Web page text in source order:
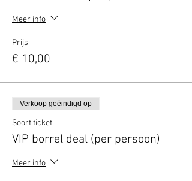
Meer info
Prijs
€ 10,00
Verkoop geëindigd op
Soort ticket
VIP borrel deal (per persoon)
Meer info